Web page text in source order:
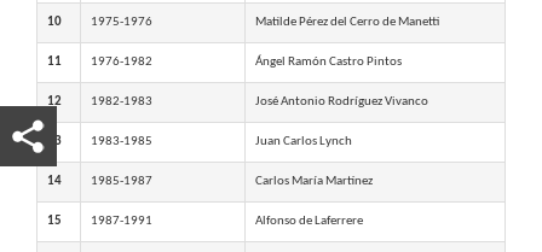
10 1975-1976 Matilde Pérez del Cerro de Manetti
11 1976-1982 Ángel Ramón Castro Pintos
12 1982-1983 José Antonio Rodríguez Vivanco
13 1983-1985 Juan Carlos Lynch
14 1985-1987 Carlos María Martínez
15 1987-1991 Alfonso de Laferrere